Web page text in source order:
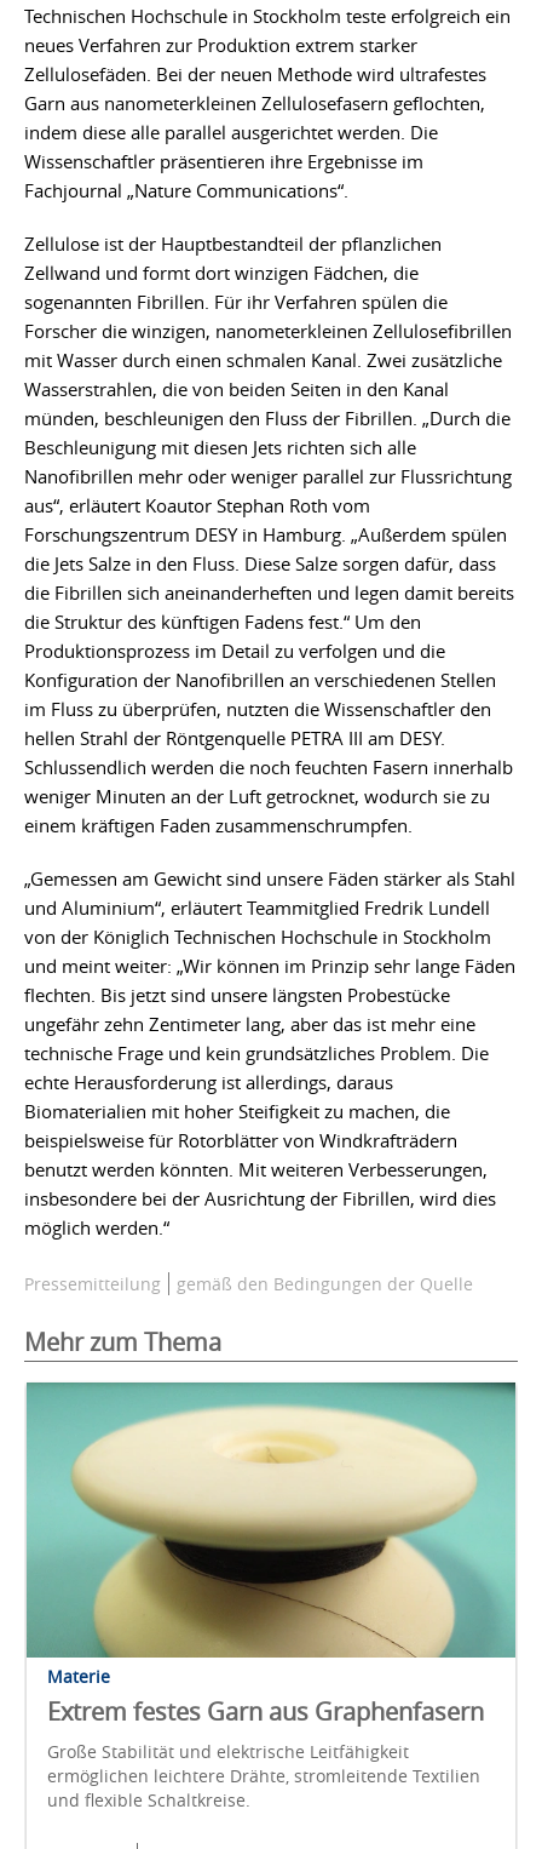
Technischen Hochschule in Stockholm teste erfolgreich ein
neues Verfahren zur Produktion extrem starker
Zellulosefäden. Bei der neuen Methode wird ultrafestes
Garn aus nanometerkleinen Zellulosefasern geflochten,
indem diese alle parallel ausgerichtet werden. Die
Wissenschaftler präsentieren ihre Ergebnisse im
Fachjournal „Nature Communications“.
Zellulose ist der Hauptbestandteil der pflanzlichen
Zellwand und formt dort winzigen Fädchen, die
sogenannten Fibrillen. Für ihr Verfahren spülen die
Forscher die winzigen, nanometerkleinen Zellulosefibrillen
mit Wasser durch einen schmalen Kanal. Zwei zusätzliche
Wasserstrahlen, die von beiden Seiten in den Kanal
münden, beschleunigen den Fluss der Fibrillen. „Durch die
Beschleunigung mit diesen Jets richten sich alle
Nanofibrillen mehr oder weniger parallel zur Flussrichtung
aus“, erläutert Koautor Stephan Roth vom
Forschungszentrum DESY in Hamburg. „Außerdem spülen
die Jets Salze in den Fluss. Diese Salze sorgen dafür, dass
die Fibrillen sich aneinanderheften und legen damit bereits
die Struktur des künftigen Fadens fest.“ Um den
Produktionsprozess im Detail zu verfolgen und die
Konfiguration der Nanofibrillen an verschiedenen Stellen
im Fluss zu überprüfen, nutzten die Wissenschaftler den
hellen Strahl der Röntgenquelle PETRA III am DESY.
Schlussendlich werden die noch feuchten Fasern innerhalb
weniger Minuten an der Luft getrocknet, wodurch sie zu
einem kräftigen Faden zusammenschrumpfen.
„Gemessen am Gewicht sind unsere Fäden stärker als Stahl
und Aluminium“, erläutert Teammitglied Fredrik Lundell
von der Königlich Technischen Hochschule in Stockholm
und meint weiter: „Wir können im Prinzip sehr lange Fäden
flechten. Bis jetzt sind unsere längsten Probestücke
ungefähr zehn Zentimeter lang, aber das ist mehr eine
technische Frage und kein grundsätzliches Problem. Die
echte Herausforderung ist allerdings, daraus
Biomaterialien mit hoher Steifigkeit zu machen, die
beispielsweise für Rotorblätter von Windkrafträdern
benutzt werden könnten. Mit weiteren Verbesserungen,
insbesondere bei der Ausrichtung der Fibrillen, wird dies
möglich werden.“
Pressemitteilung gemäß den Bedingungen der Quelle
Mehr zum Thema
Materie
Extrem festes Garn aus Graphenfasern
Große Stabilität und elektrische Leitfähigkeit
ermöglichen leichtere Drähte, stromleitende Textilien
und flexible Schaltkreise.